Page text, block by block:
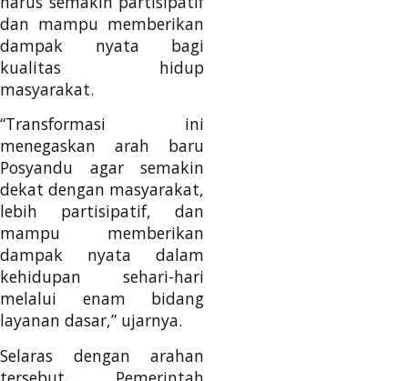
dan mampu memberikan
dampak nyata bagi
kualitas hidup
masyarakat.
“Transformasi ini
menegaskan arah baru
Posyandu agar semakin
dekat dengan masyarakat,
lebih partisipatif, dan
mampu memberikan
dampak nyata dalam
kehidupan sehari-hari
melalui enam bidang
layanan dasar,” ujarnya.
Selaras dengan arahan